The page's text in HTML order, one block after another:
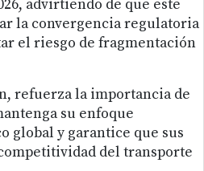
advirtiendo de que este
la convergencia regulatoria
el riesgo de fragmentación
refuerza la importancia de
su enfoque
global y garantice que sus
del transporte